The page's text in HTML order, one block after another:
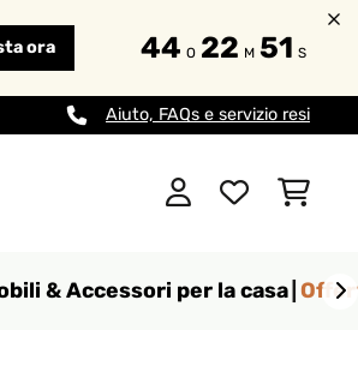
ora 44 O 22 M 49 S
Aiuto, FAQs e servizio resi
& Accessori per la casa